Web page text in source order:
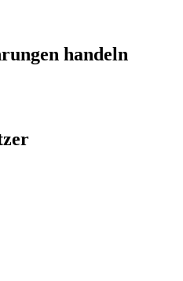
handeln